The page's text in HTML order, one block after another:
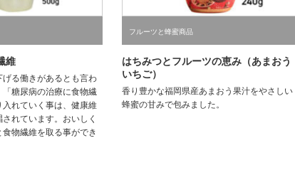
維
る働きがあるとも言わ
糖尿病の治療に食物繊
れていく事は、健康維
れています。おいしく
物繊維を取る事ができ
フルーツと蜂蜜商品
はちみつとフルーツの恵み（あまおう
いちご）
香り豊かな福岡県産あまおう果汁をやさしい
蜂蜜の甘みで包みました。